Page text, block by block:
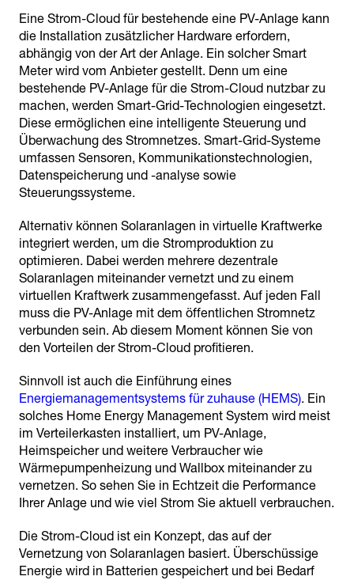
Eine Strom-Cloud für bestehende eine PV-Anlage kann
die Installation zusätzlicher Hardware erfordern,
abhängig von der Art der Anlage. Ein solcher Smart
Meter wird vom Anbieter gestellt. Denn um eine
bestehende PV-Anlage für die Strom-Cloud nutzbar zu
machen, werden Smart-Grid-Technologien eingesetzt.
Diese ermöglichen eine intelligente Steuerung und
Überwachung des Stromnetzes. Smart-Grid-Systeme
umfassen Sensoren, Kommunikationstechnologien,
Datenspeicherung und -analyse sowie
Steuerungssysteme.
Alternativ können Solaranlagen in virtuelle Kraftwerke
integriert werden, um die Stromproduktion zu
optimieren. Dabei werden mehrere dezentrale
Solaranlagen miteinander vernetzt und zu einem
virtuellen Kraftwerk zusammengefasst. Auf jeden Fall
muss die PV-Anlage mit dem öffentlichen Stromnetz
verbunden sein. Ab diesem Moment können Sie von
den Vorteilen der Strom-Cloud profitieren.
Sinnvoll ist auch die Einführung eines
Energiemanagementsystems für zuhause (HEMS). Ein
solches Home Energy Management System wird meist
im Verteilerkasten installiert, um PV-Anlage,
Heimspeicher und weitere Verbraucher wie
Wärmepumpenheizung und Wallbox miteinander zu
vernetzen. So sehen Sie in Echtzeit die Performance
Ihrer Anlage und wie viel Strom Sie aktuell verbrauchen.
Die Strom-Cloud ist ein Konzept, das auf der
Vernetzung von Solaranlagen basiert. Überschüssige
Energie wird in Batterien gespeichert und bei Bedarf